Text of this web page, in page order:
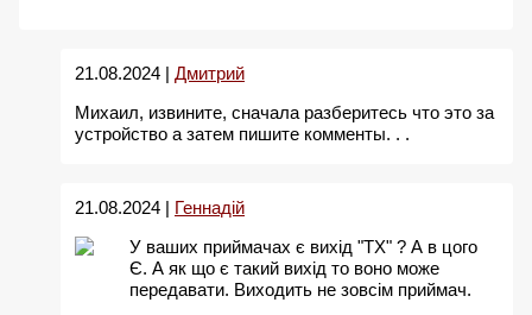
21.08.2024 | Дмитрий
Михаил, извините, сначала разберитесь что это за
устройство а затем пишите комменты. . .
21.08.2024 | Геннадій
У ваших приймачах є вихід "ТХ" ? А в цого
Є. А як що є такий вихід то воно може
передавати. Виходить не зовсім приймач.